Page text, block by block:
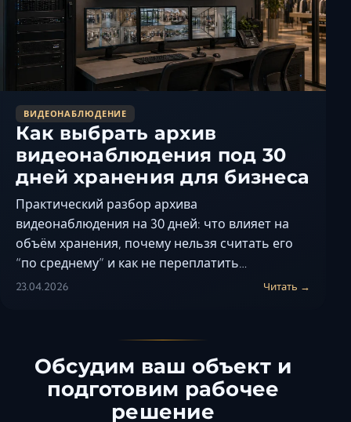
ВИДЕОНАБЛЮДЕНИЕ
Как выбрать архив
видеонаблюдения под 30
дней хранения для бизнеса
Практический разбор архива
видеонаблюдения на 30 дней: что влияет на
объём хранения, почему нельзя считать его
“по среднему” и как не переплатить…
23.04.2026 Читать →
Обсудим ваш объект и
подготовим рабочее
решение